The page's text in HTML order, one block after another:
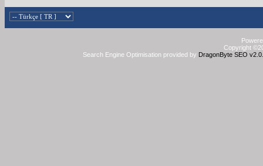
Copyright
Search Engine Optimisation provided by DragonByte SEO